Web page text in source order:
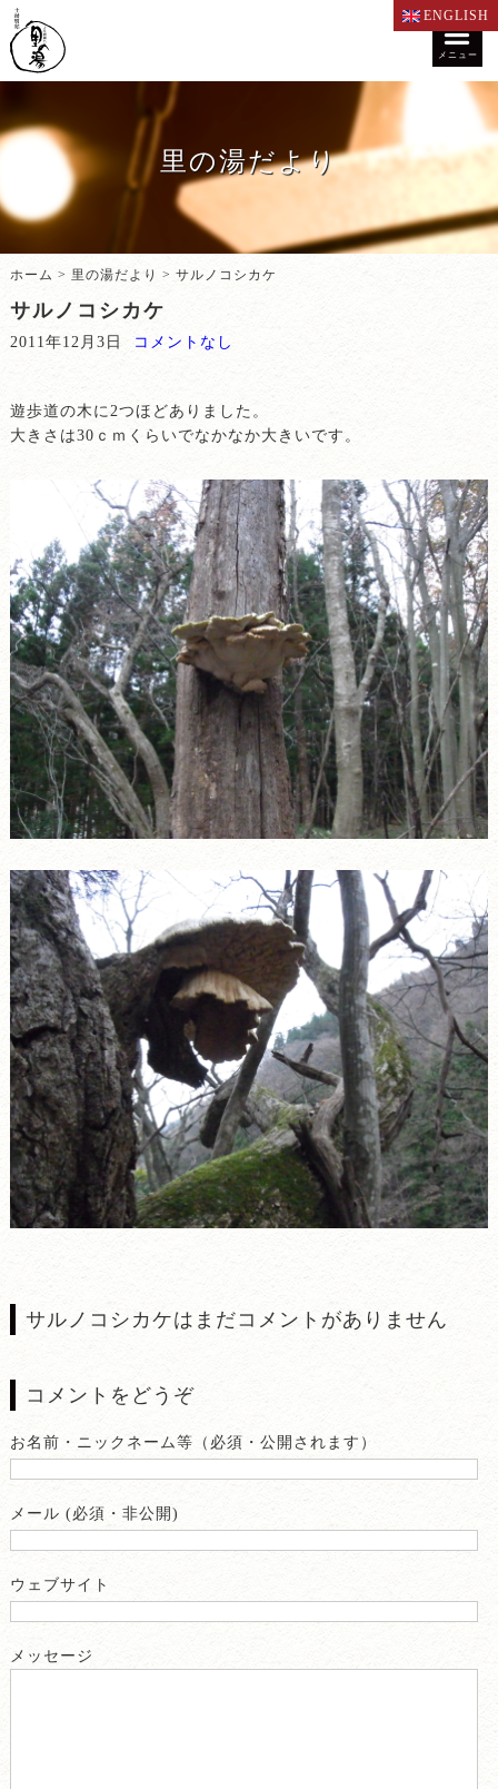
ENGLISH
メニュー
里の湯だより
ホーム > 里の湯だより > サルノコシカケ
サルノコシカケ
2011年12月3日 コメントなし
遊歩道の木に2つほどありました。
大きさは30ｃｍくらいでなかなか大きいです。
サルノコシカケはまだコメントがありません
コメントをどうぞ
お名前・ニックネーム等（必須・公開されます）
メール (必須・非公開)
ウェブサイト
メッセージ